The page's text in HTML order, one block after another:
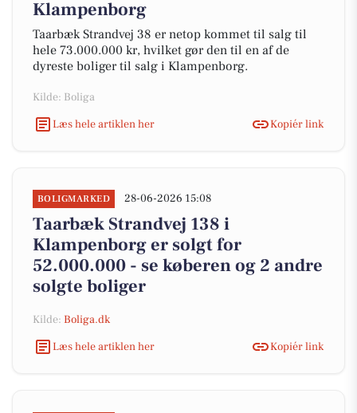
Klampenborg
Taarbæk Strandvej 38 er netop kommet til salg til
hele 73.000.000 kr, hvilket gør den til en af de
dyreste boliger til salg i Klampenborg.
Kilde: Boliga
Læs hele artiklen her
Kopiér link
BOLIGMARKED 28-06-2026 15:08
Taarbæk Strandvej 138 i
Klampenborg er solgt for
52.000.000 - se køberen og 2 andre
solgte boliger
Kilde: Boliga.dk
Læs hele artiklen her
Kopiér link